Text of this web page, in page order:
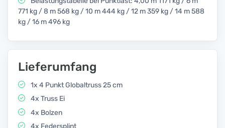
771 kg / 8 m 568 kg / 10 m 444 kg / 12 m 359 kg / 14 m 588
kg / 16 m 496 kg
Lieferumfang
1x 4 Punkt Globaltruss 25 cm
4x Truss Ei
4x Bolzen
4x Federsplint